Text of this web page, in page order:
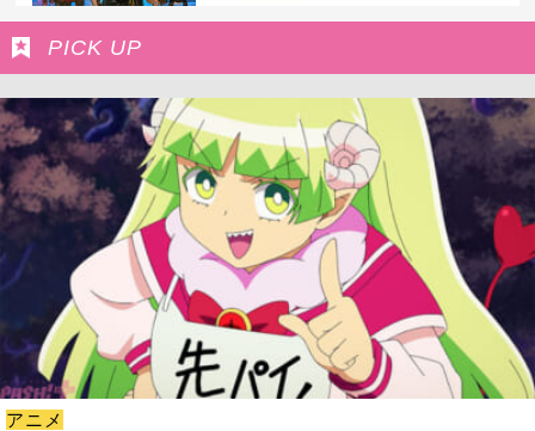
PICK UP
アニメ